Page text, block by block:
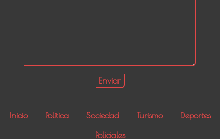
Inicio Política Sociedad Turismo
Deportes
Policiales